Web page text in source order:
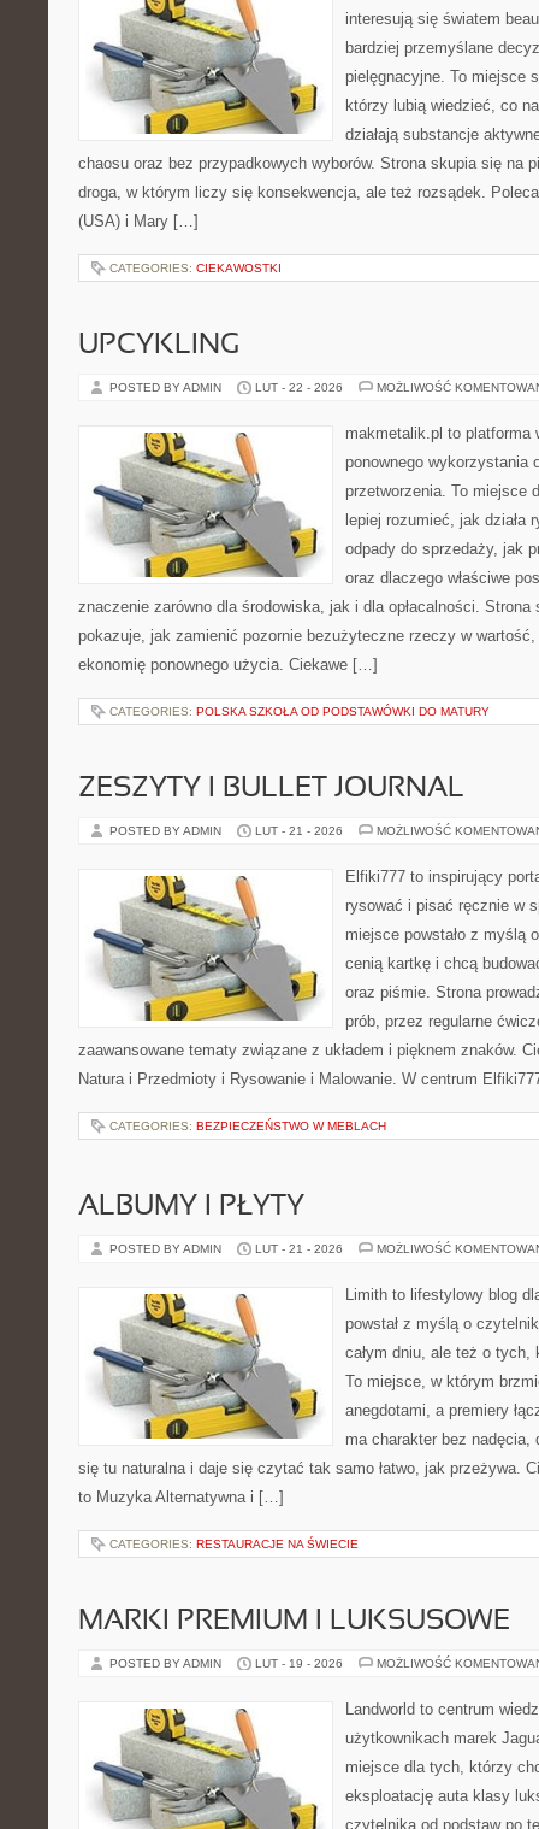
interesują się światem
bardziej przemyślane
pielęgnacyjne. To miejsce
którzy lubią wiedzieć, co
działają substancje
chaosu oraz bez przypadkowych wyborów. Strona skupia się na
droga, w którym liczy się konsekwencja, ale też rozsądek.
(USA) i Mary […]
CATEGORIES: CIEKAWOSTKI
UPCYKLING
POSTED BY ADMIN LUT - 22 - 2026 MOŻLIWOŚĆ
makmetalik.pl to platforma
ponownego wykorzystania
przetworzenia. To miejsce
lepiej rozumieć, jak działa
odpady do sprzedaży, jak
oraz dlaczego właściwe
znaczenie zarówno dla środowiska, jak i dla opłacalności.
pokazuje, jak zamienić pozornie bezużyteczne rzeczy w
ekonomię ponownego użycia. Ciekawe […]
CATEGORIES: POLSKA SZKOŁA OD PODSTAWÓWKI DO MATURY
ZESZYTY I BULLET JOURNAL
POSTED BY ADMIN LUT - 21 - 2026 MOŻLIWOŚĆ
Elfiki777 to inspirujący
rysować i pisać ręcznie w
miejsce powstało z myślą
cenią kartkę i chcą
oraz piśmie. Strona
prób, przez regularne
zaawansowane tematy związane z układem i pięknem znaków.
Natura i Przedmioty i Rysowanie i Malowanie. W centrum
CATEGORIES: BEZPIECZEŃSTWO W MEBLACH
ALBUMY I PŁYTY
POSTED BY ADMIN LUT - 21 - 2026 MOŻLIWOŚĆ
Limith to lifestylowy blog
powstał z myślą o
całym dniu, ale też o
To miejsce, w którym
anegdotami, a premiery
ma charakter bez
się tu naturalna i daje się czytać tak samo łatwo, jak przeżywa.
to Muzyka Alternatywna i […]
CATEGORIES: RESTAURACJE NA ŚWIECIE
MARKI PREMIUM I LUKSUSOWE
POSTED BY ADMIN LUT - 19 - 2026 MOŻLIWOŚĆ
Landworld to centrum
użytkownikach marek
miejsce dla tych, którzy
eksploatację auta klasy
czytelnika od podstaw po